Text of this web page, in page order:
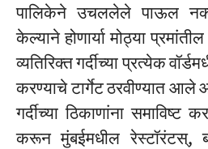
पालिकेने उचललेले पाऊल
केल्याने होणार्या मोठ्या
व्यतिरिक्त गर्दीच्या प्रत्येक
करण्याचे टार्गेट ठरवीण्यात
गर्दीच्या ठिकाणांना
करून मुंबईमधील रेस्टॉरंटस्,